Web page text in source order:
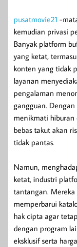
pusatmovie21 -
kemudian privasi
Banyak platform
yang ketat,
konten yang tidak
layanan
pengalaman
gangguan.
menikmati hiburan
bebas takut akan
tidak pantas.
Namun,
ketat, industri
tantangan. Mereka
memperbarui
hak cipta agar
dengan program
eksklusif serta